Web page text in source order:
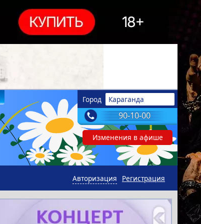
Город Караганда
90-10-00
Изменения в афише
Регистрация
Авторизация